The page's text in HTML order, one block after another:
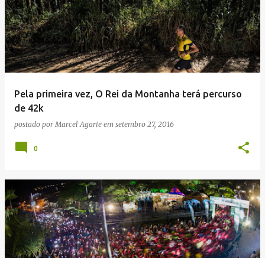
Pela primeira vez, O Rei da Montanha terá percurso
de 42k
postado porMarcel Agarie em setembro 27, 2016
0